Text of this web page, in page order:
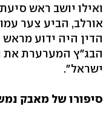
ואילו יושב ראש
אורלב, הביע צער
הדין היה ידוע
הבג"ץ המערערת את
ישראל".
סיפורו של מאבק